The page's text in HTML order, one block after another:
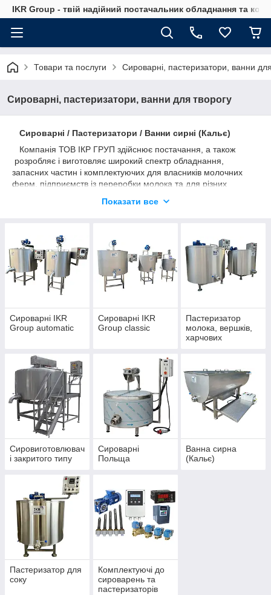
IKR Group - твій надійний постачальник обладнання та
Товари та послуги Сироварні, пастеризатори, ванни
Сироварні, пастеризатори, ванни для творогу
Сироварні / Пастеризатори / Ванни сирні (Кальє)
Компанія ТОВ ІКР ГРУП здійснює постачання, а також
розробляє і виготовляє широкий спектр обладнання,
запасних частин і комплектуючих для власників молочних
ферм, підприємств із переробки молока та для різних
кондитерської, хлібопекарної та інших.
- сироварні;
- пастеризатори молока, соку;
- ванни тривалої пастеризації;
- ванни для творогу.
Показати все
Сироварні IKR
Group automatic
Сироварні IKR
Group classic
Пастеризатор
молока, вершків,
харчових
Сировиготовлювач
і закритого типу
Сироварні
Польща
Ванна сирна
(Кальє)
Пастеризатор для
соку
Комплектуючі до
сироварень та
пастеризаторів